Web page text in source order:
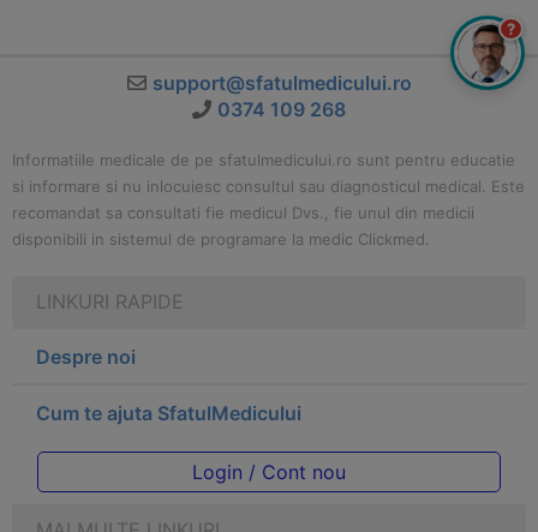
support@sfatulmedicului.ro
0374 109 268
Informatiile medicale de pe sfatulmedicului.ro sunt pentru educatie
si informare si nu inlocuiesc consultul sau diagnosticul medical. Este
recomandat sa consultati fie medicul Dvs., fie unul din medicii
disponibili in sistemul de programare la medic Clickmed.
LINKURI RAPIDE
Despre noi
Cum te ajuta SfatulMedicului
Login / Cont nou
?